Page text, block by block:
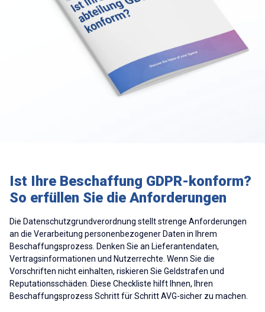
Ist Ihre Beschaffung GDPR-konform?
So erfüllen Sie die Anforderungen
Die Datenschutzgrundverordnung stellt strenge Anforderungen
an die Verarbeitung personenbezogener Daten in Ihrem
Beschaffungsprozess. Denken Sie an Lieferantendaten,
Vertragsinformationen und Nutzerrechte. Wenn Sie die
Vorschriften nicht einhalten, riskieren Sie Geldstrafen und
Reputationsschäden. Diese Checkliste hilft Ihnen, Ihren
Beschaffungsprozess Schritt für Schritt AVG-sicher zu machen.